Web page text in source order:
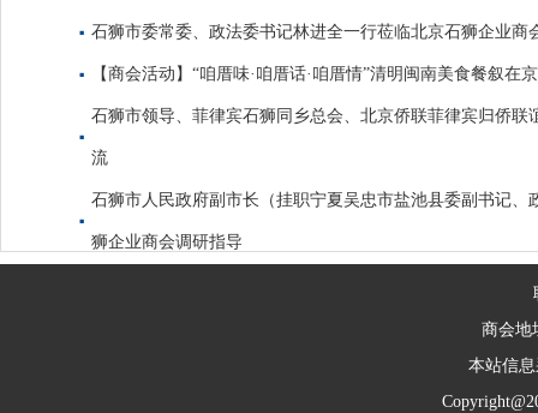
石狮市委常委、政法委书记林进全一行莅临北京石狮企业商
【商会活动】“咱厝味·咱厝话·咱厝情”清明闽南美食餐叙在
石狮市领导、菲律宾石狮同乡总会、北京侨联菲律宾归侨联
流
石狮市人民政府副市长（挂职宁夏吴忠市盐池县委副书记、
狮企业商会调研指导
商会地
本站信